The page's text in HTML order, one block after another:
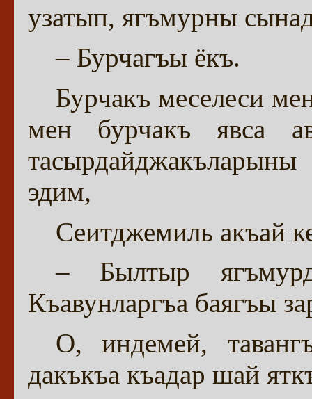
узатып, ягъмурны
– Бурчагъы ёкъ.
Бурчакъ меселеси
мен бурчакъ явса
эдим,
Сеитджемиль акъай
– Былтыр
Къавунларгъа баягъы
О, индемей,
дакъкъа къадар шай